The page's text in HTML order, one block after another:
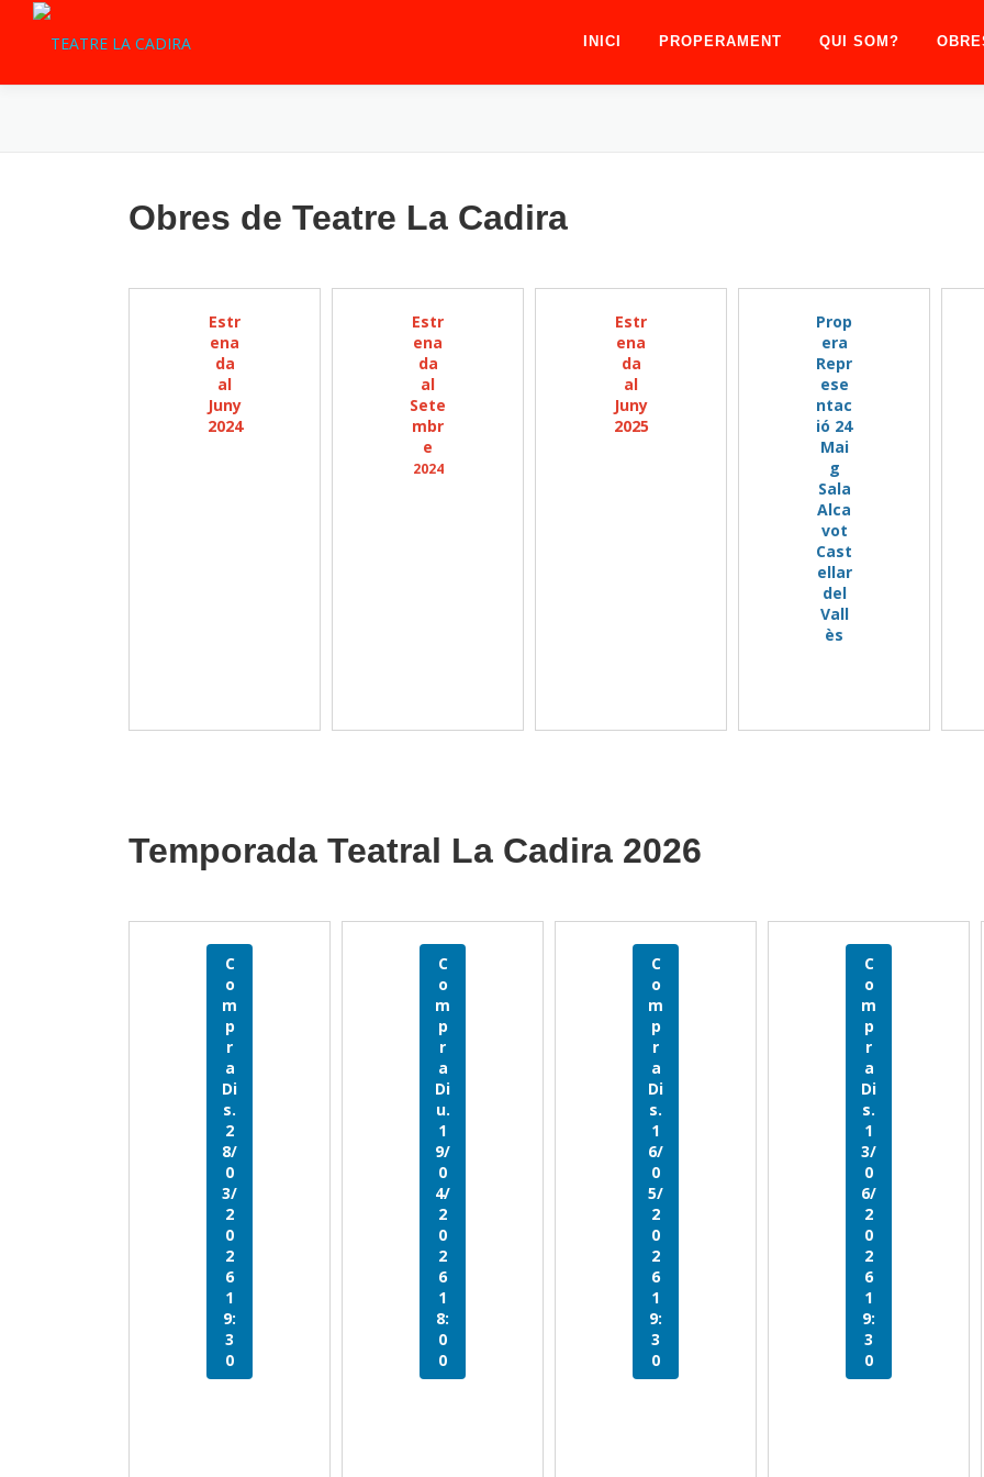
INICI PROPERAMENT QUI SOM?
Obres de Teatre La Cadira
Estr
ena
da
al
Juny
2024
Estr
ena
da
al
Sete
mbr
e
2024
Estr
ena
da
al
Juny
2025
Prop
era
Repr
ese
ntac
ió 24
Mai
g
Sala
Alca
vot
Cast
ellar
del
Vall
ès
Temporada Teatral La Cadira 2026
C
o
m
p
r
a
Di
s.
2
8/
0
3/
2
0
2
6
1
9:
3
0
C
o
m
p
r
a
Di
u.
1
9/
0
4/
2
0
2
6
1
8:
0
0
C
o
m
p
r
a
Di
s.
1
6/
0
5/
2
0
2
6
1
9:
3
0
C
o
m
p
r
a
Di
s.
1
3/
0
6/
2
0
2
6
1
9:
3
0